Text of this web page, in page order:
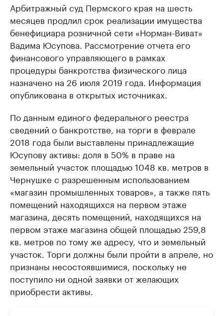
Арбитражный суд Пермского края на шесть
месяцев продлил срок реализации имущества
бенефициара розничной сети «Норман-Виват»
Вадима Юсупова. Рассмотрение отчета его
финансового управляющего в рамках
процедуры банкротства физического лица
назначено на 26 июля 2019 года. Информация
опубликована в открытых источниках.
По данным единого федерального реестра
сведений о банкротстве, на торги в феврале
2018 года были выставлены принадлежащие
Юсупову активы: доля в 50% в праве на
земельный участок площадью 1048 кв. метров в
Чернушке с разрешенным использованием
«магазин промышленных товаров», а также пять
помещений находящихся на первом этаже
магазина, десять помещений, находящихся на
первом этаже магазина общей площадью 259,8
кв. метров по тому же адресу, что и земельный
участок. Торги должны были пройти в апреле, но
признаны несостоявшимися, поскольку не
поступило ни одной заявки от желающих
приобрести активы.